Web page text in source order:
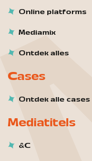
Online platforms
Mediamix
Ontdek alles
Cases
Ontdek alle cases
Mediatitels
&C